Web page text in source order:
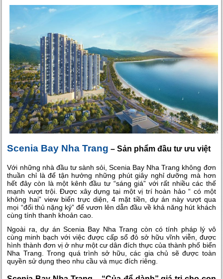
Scenia Bay Nha Trang – Sản phẩm đầu tư ưu việt
Với những nhà đầu tư sành sỏi, Scenia Bay Nha Trang không đơn
thuần chỉ là để tận hưởng những phút giây nghỉ dưỡng mà hơn
hết đây còn là một kênh đầu tư “sáng giá” với rất nhiều các thế
mạnh vượt trội. Được xây dựng tại một vị trí hoàn hảo “ có một
không hai” view biển trực diện, 4 mặt tiền, dự án này vượt qua
mọi “đối thủ nặng ký” để vươn lên dẫn đầu về khả năng hút khách
cùng tính thanh khoản cao.
Ngoài ra, dự án Scenia Bay Nha Trang còn có tính pháp lý vô
cùng minh bạch với việc được cấp sổ đỏ sở hữu vĩnh viễn, được
hình thành đơn vị ở như một cư dân đích thực của thành phố biển
Nha Trang. Trong quá trình sở hữu, các gia chủ sẽ được toàn
quyền sử dụng theo nhu cầu và mục đích riêng.